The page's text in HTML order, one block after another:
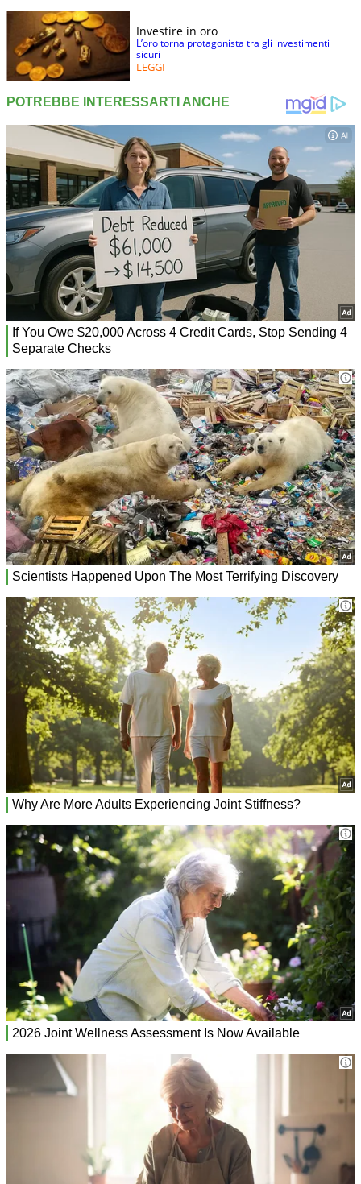
Investire in oro
L’oro torna protagonista tra gli investimenti
sicuri
LEGGI